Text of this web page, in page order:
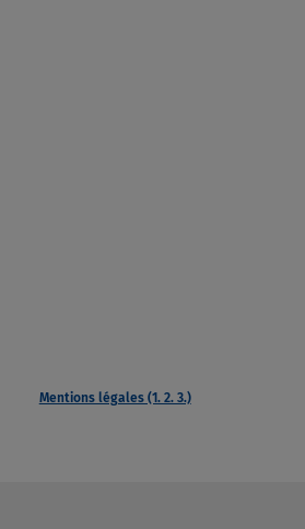
Mentions légales (1. 2. 3.)